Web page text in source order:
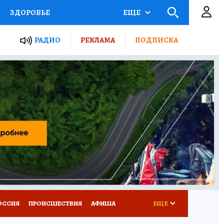
ЗДОРОВЬЕ
РОССИИ
ПУТЕВОДИТЕЛЬ
ТУРИЗМ
ПОТРЕБИТЕЛЯ ВСЕ О КП
ЕЩЕ
РАДИО РЕКЛАМА ПОДПИСКА
ПРОИСШЕСТВИЯ АФИША ЕЩЕ